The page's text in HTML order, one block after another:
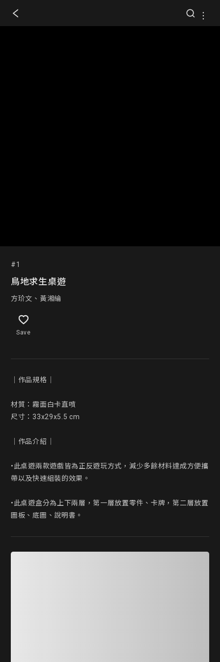
#1
鳥地求生桌遊
方玠文、黃湘綸
Save
｜作品規格｜
材質：霧面白卡直噴
尺寸：33x29x5.5 cm
｜作品介紹｜
•此桌遊兩款遊戲皆為正反遊玩方式，減少多餘材料達成方便攜
帶以及快速組裝的效果。
•此桌遊盒分為上下兩層，第一層放置零件、卡牌，第二層放置
圖板、底圖、說明書。